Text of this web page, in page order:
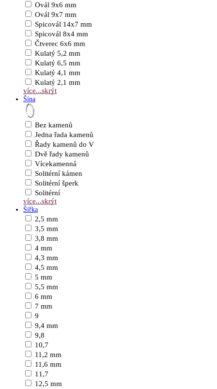
Ovál 9x6 mm
Ovál 9x7 mm
Spicovál 14x7 mm
Spicovál 8x4 mm
Čtverec 6x6 mm
Kulatý 5,2 mm
Kulatý 6,5 mm
Kulatý 4,1 mm
Kulatý 2,1 mm
více...skrýt
Šína
Bez kamenů
Jedna řada kamenů
Řady kamenů do V
Dvě řady kamenů
Vícekamenná
Solitérní kámen
Solitérní šperk
Solitérní
více...skrýt
Šířka
2,5 mm
3,5 mm
3,8 mm
4 mm
4,3 mm
4,5 mm
5 mm
5,5 mm
6 mm
7 mm
9
9,4 mm
9,8
10,7
11,2 mm
11,6 mm
11,7
12,5 mm